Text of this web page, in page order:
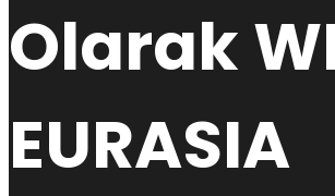
Olarak
EURASIA